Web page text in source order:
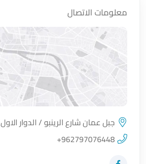
معلومات الاتصال
اضغط لتحميل الموقع
جبل عمان شارع الرينبو / الدوار الاول
+962797076448